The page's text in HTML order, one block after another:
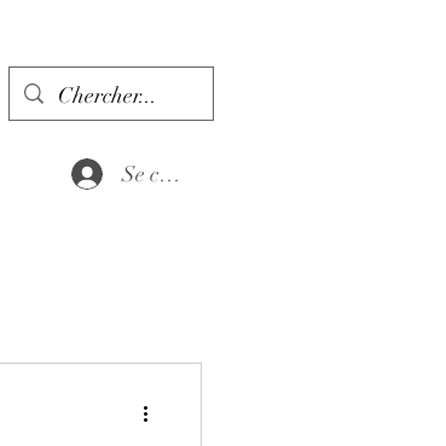
Se connecter